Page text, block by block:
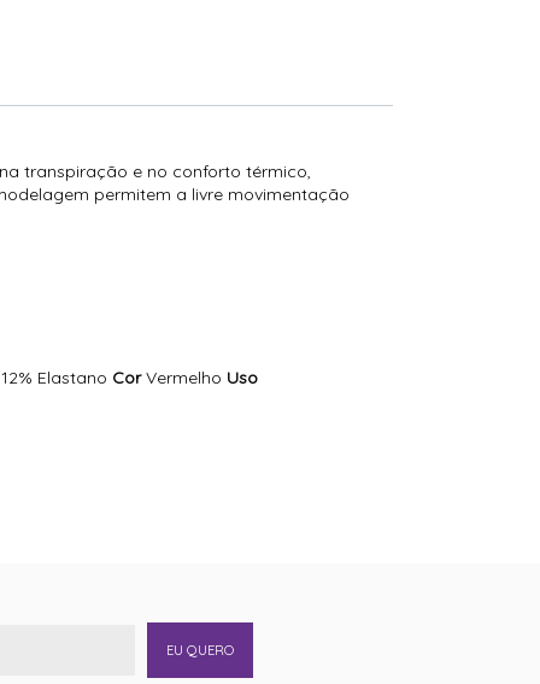
transpiração e no conforto térmico,
permitem a livre movimentação
Elastano CorVermelho Uso
EU QUERO